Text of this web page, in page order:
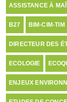
ASSISTANCE À
B27 BIM-CIM-TIM
DIRECTEUR DES
ECOLOGIE
ENJEUX